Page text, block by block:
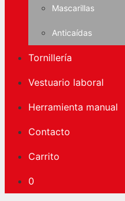
Mascarillas
Anticaídas
Tornillería
Vestuario laboral
Herramienta manual
Contacto
Carrito
0